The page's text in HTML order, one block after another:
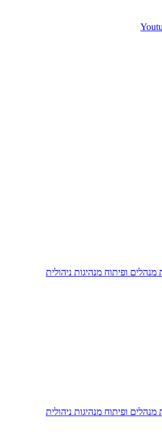
ופיתוח מנהיגות ניהולית
ופיתוח מנהיגות ניהולית